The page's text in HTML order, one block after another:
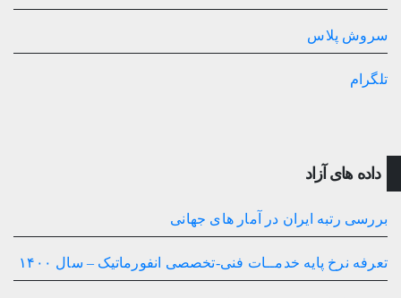
سروش پلاس
تلگرام
داده های آزاد
بررسی رتبه ایران در آمار های جهانی
تعرفه نرخ پایه خدمــات فنی-تخصصی انفورماتیک – سال ۱۴۰۰